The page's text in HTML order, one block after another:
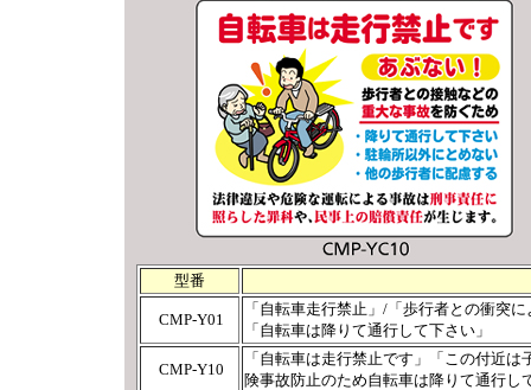
型番
CMP-Y01
「自転車走行禁止」/「歩行者との衝突
「自転車は降りて通行して下さい」
CMP-Y10
「自転車は走行禁止です」「この付近
険事故防止のため自転車は降りて通行し